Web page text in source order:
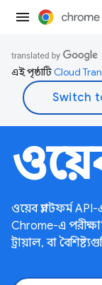
এই পৃষ্ঠাটিCloud
ওয়েব
ওয়েব প্ল্যাটফর্ম
Chrome-এ
ট্রায়াল, বা